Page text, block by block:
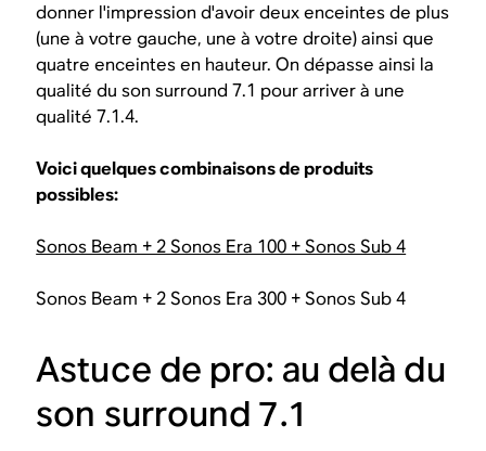
donner l'impression d'avoir deux enceintes de plus
(une à votre gauche, une à votre droite) ainsi que
quatre enceintes en hauteur. On dépasse ainsi la
qualité du son surround 7.1 pour arriver à une
qualité 7.1.4.
Voici quelques combinaisons de produits
possibles:
Sonos Beam + 2 Sonos Era 100 + Sonos Sub 4
Sonos Beam + 2 Sonos Era 300 + Sonos Sub 4
Astuce de pro: au delà du
son surround 7.1